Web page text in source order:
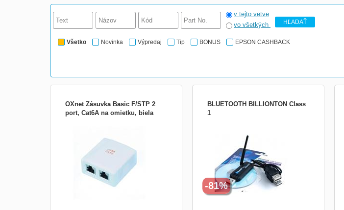
v tejto vetve
vo všetkých
HĽADAŤ
Všetko Novinka Výpredaj Tip BONUS EPSON CASHBACK
OXnet Zásuvka Basic F/STP 2
port, Cat6A na omietku, biela
x tieneným keystonom Cat6A typ
svorkovnice univerzal 110 a krone
BLUETOOTH BILLIONTON Class
1
-81%